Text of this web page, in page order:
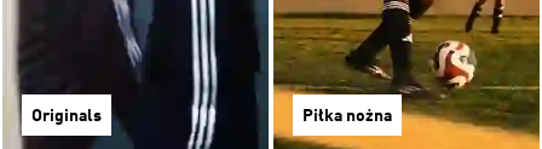
Originals Piłka nożna